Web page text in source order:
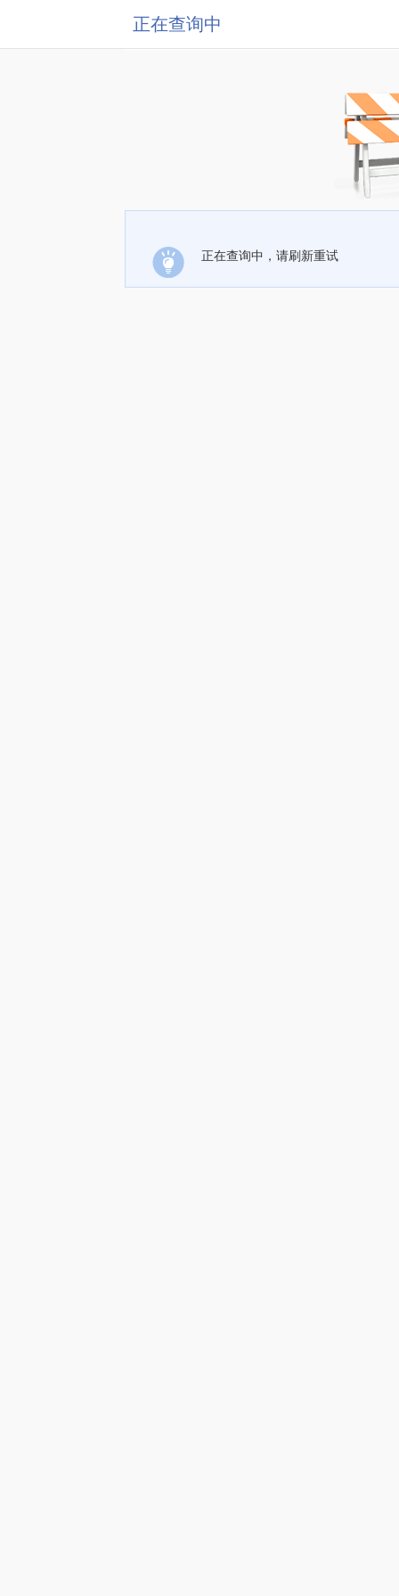
正在查询中
正在查询中，请刷新重试